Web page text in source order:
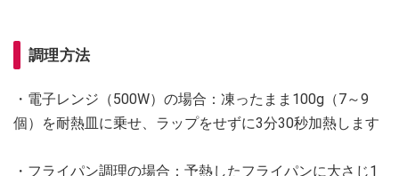
調理方法
・電子レンジ（500W）の場合：凍ったまま100g（7～9
個）を耐熱皿に乗せ、ラップをせずに3分30秒加熱します
・フライパン調理の場合：予熱したフライパンに大さじ1